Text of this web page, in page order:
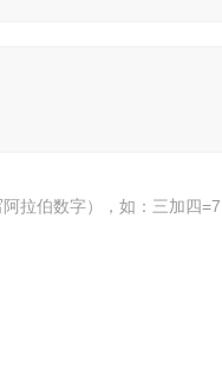
拉伯数字），如：三加四=7